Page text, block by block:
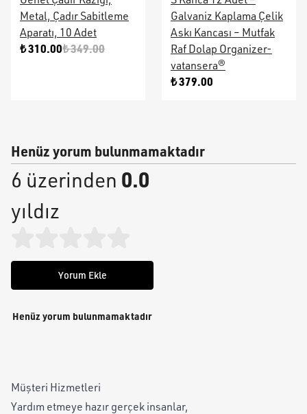
Metal, Çadır Sabitleme
Aparatı, 10 Adet
₺ 310.00₺ 349.00
Galvaniz Kaplama Çelik
Askı Kancası – Mutfak
Raf Dolap Organizer-
vatansera®
₺ 379.00
Henüz yorum bulunmamaktadır
6 üzerinden 0.0
yıldız
Yorum Ekle
Henüz yorum bulunmamaktadır
Müşteri Hizmetleri
Yardım etmeye hazır gerçek insanlar,